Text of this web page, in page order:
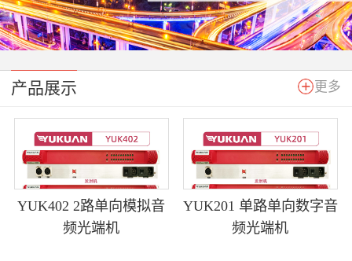
产品展示 更多
YUK402 2路单向模拟音
频光端机
YUK201 单路单向数字音
频光端机